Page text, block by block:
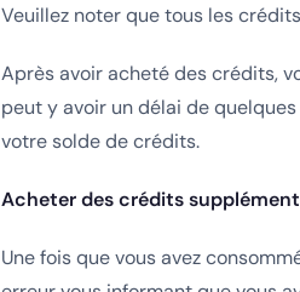
Veuillez noter que tous les
Après avoir acheté des crédits,
peut y avoir un délai de
votre solde de crédits.
Acheter des crédits
Une fois que vous avez